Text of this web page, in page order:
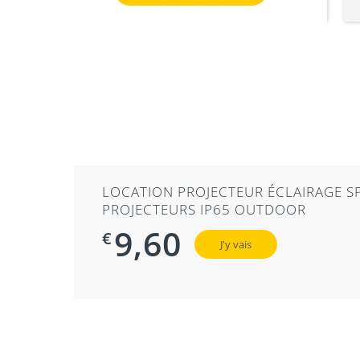
LOCATION PROJECTEUR ÉCLAIRAGE
PROJECTEURS IP65 OUTDOOR
€9,60 J'y vais